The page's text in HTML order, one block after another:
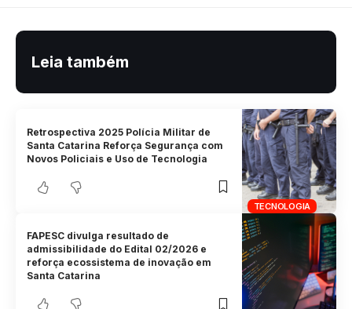
Leia também
TECNOLOGIA
Retrospectiva 2025 Polícia Militar de
Santa Catarina Reforça Segurança com
Novos Policiais e Uso de Tecnologia
FAPESC divulga resultado de
admissibilidade do Edital 02/2026 e
reforça ecossistema de inovação em
Santa Catarina